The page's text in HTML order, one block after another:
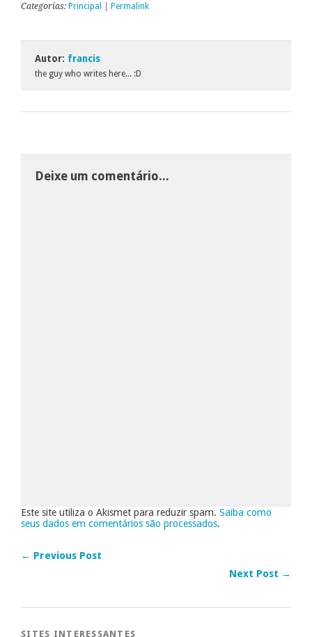
Categorias: Principal Permalink
Autor: francis
the guy who writes here... :D
Deixe um comentário...
Este site utiliza o Akismet para reduzir spam. Saiba como
seus dados em comentários são processados.
← Previous Post
Next Post →
SITES INTERESSANTES